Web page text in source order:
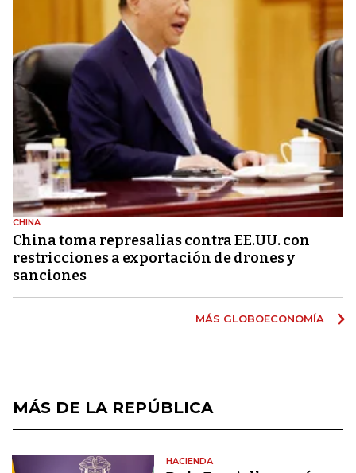
CHINA
China toma represalias contra EE.UU. con
restricciones a exportación de drones y
sanciones
MÁS GLOBOECONOMÍA
MÁS DE LA REPÚBLICA
HACIENDA